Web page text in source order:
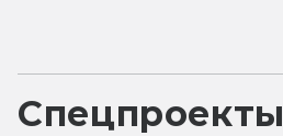
Спецпроекты